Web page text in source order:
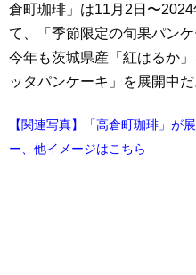
倉町珈琲」は11月2日〜
て、「季節限定の旬果パン
今年も茨城県産「紅はるか
ッタパンケーキ」を展開中
【関連写真】「高倉町珈琲」が
ー、他イメージはこちら